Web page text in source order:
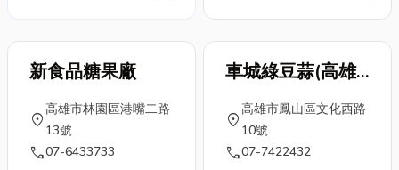
接近20年，我們
製作出自己也放
心讓孩子愛吃的
產品。 ▸ 雪花冰
新食品糖果廠
location_on
高雄市林園區港嘴二路
13號
call07-6433733
車城綠豆蒜(高雄
分店)
location_on
高雄市鳳山區文化西路
10號
call07-7422432